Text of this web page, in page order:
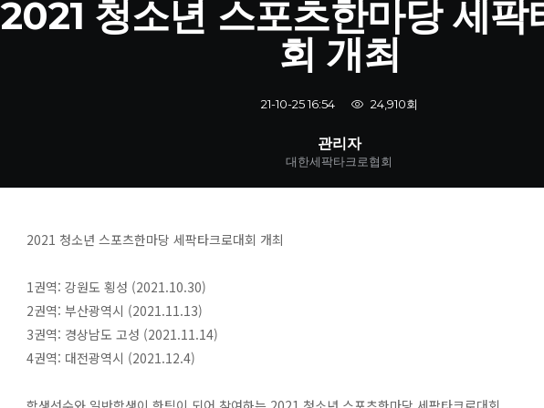
2021 청소년 스포츠한마당 세팍
회 개최
21-10-25 16:54 24,910회
관리자
대한세팍타크로협회
2021 청소년 스포츠한마당 세팍타크로대회 개최
1권역: 강원도 횡성 (2021.10.30)
2권역: 부산광역시 (2021.11.13)
3권역: 경상남도 고성 (2021.11.14)
4권역: 대전광역시 (2021.12.4)